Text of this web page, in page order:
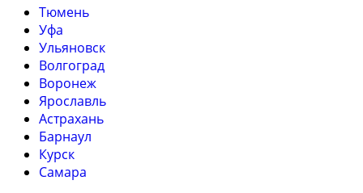
Тюмень
Уфа
Ульяновск
Волгоград
Воронеж
Ярославль
Астрахань
Барнаул
Курск
Самара